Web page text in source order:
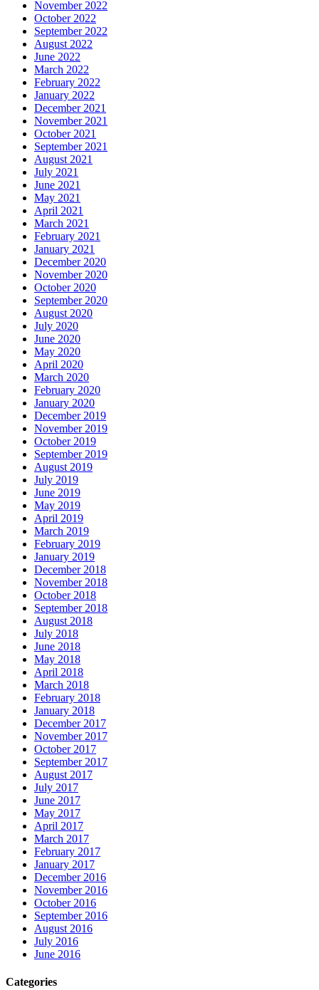
November 2022
October 2022
September 2022
August 2022
June 2022
March 2022
February 2022
January 2022
December 2021
November 2021
October 2021
September 2021
August 2021
July 2021
June 2021
May 2021
April 2021
March 2021
February 2021
January 2021
December 2020
November 2020
October 2020
September 2020
August 2020
July 2020
June 2020
May 2020
April 2020
March 2020
February 2020
January 2020
December 2019
November 2019
October 2019
September 2019
August 2019
July 2019
June 2019
May 2019
April 2019
March 2019
February 2019
January 2019
December 2018
November 2018
October 2018
September 2018
August 2018
July 2018
June 2018
May 2018
April 2018
March 2018
February 2018
January 2018
December 2017
November 2017
October 2017
September 2017
August 2017
July 2017
June 2017
May 2017
April 2017
March 2017
February 2017
January 2017
December 2016
November 2016
October 2016
September 2016
August 2016
July 2016
June 2016
Categories